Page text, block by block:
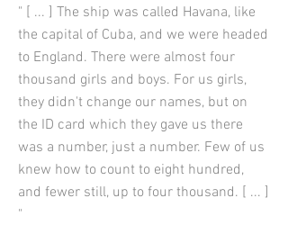
" [ ... ] The ship was called Havana, like
the capital of Cuba, and we were headed
to England. There were almost four
thousand girls and boys. For us girls,
they didn't change our names, but on
the ID card which they gave us there
was a number, just a number. Few of us
knew how to count to eight hundred,
and fewer still, up to four thousand. [ ... ]
"